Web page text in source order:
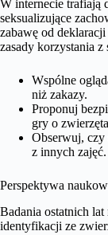
W internecie trafiają
seksualizujące
zabawę od
zasady korzystania z
Wspólne
niż zakazy.
Proponuj
gry o
Obserwuj, czy
z innych zajęć.
Perspektywa
Badania ostatnich lat
identyfikacji ze